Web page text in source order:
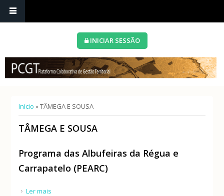
INICIAR SESSÃO
Está aqui
Início » TÂMEGA E SOUSA
TÂMEGA E SOUSA
Programa das Albufeiras da Régua e
Carrapatelo (PEARC)
Ler mais